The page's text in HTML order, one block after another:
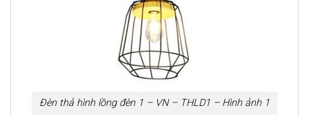
Đèn thả hình lồng đèn 1 – VN – THLD1 – Hình ảnh 1